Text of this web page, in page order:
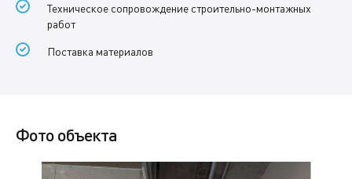
Техническое сопровождение строительно-монтажных
работ
Поставка материалов
Фото объекта